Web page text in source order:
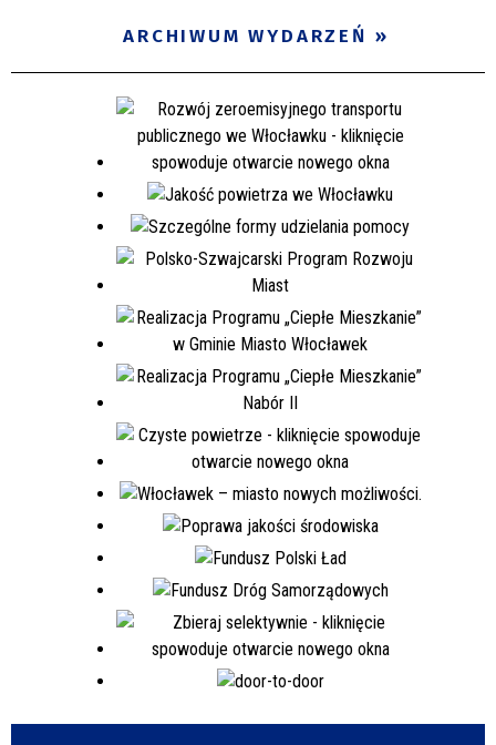
ARCHIWUM WYDARZEŃ